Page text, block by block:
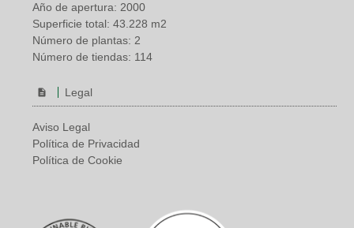
Año de apertura: 2000
Superficie total: 43.228 m2
Número de plantas: 2
Número de tiendas: 114
Legal
Aviso Legal
Política de Privacidad
Política de Cookie